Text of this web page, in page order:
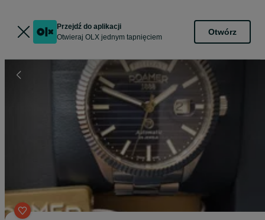
Przejdź do aplikacji
Otwieraj OLX jednym tapnięciem
Otwórz